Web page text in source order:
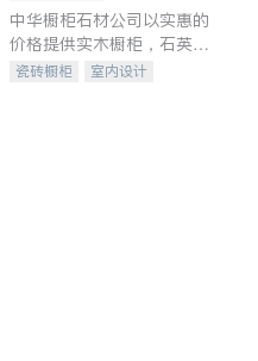
中华橱柜石材公司以实惠的
价格提供实木橱柜，石英石
台面，多种优质不锈钢水
瓷砖橱柜
室内设计